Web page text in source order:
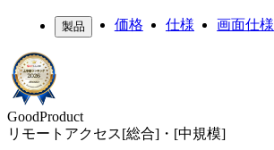
製品 価格 仕様 画面仕様
GoodProduct
リモートアクセス[総合]・[中規模]